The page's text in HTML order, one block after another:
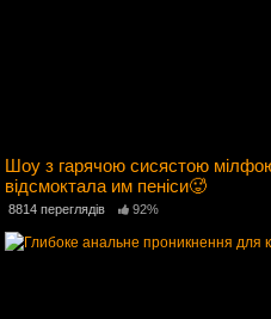
Шоу з гарячою сисястою
відсмоктала им пеніси🥵
8814 переглядів 92%